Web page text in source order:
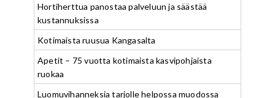
Hortiherttua panostaa palveluun ja säästää
kustannuksissa
Kotimaista ruusua Kangasalta
Apetit – 75 vuotta kotimaista kasvipohjaista
ruokaa
Luomuvihanneksia tarjolle helpossa muodossa